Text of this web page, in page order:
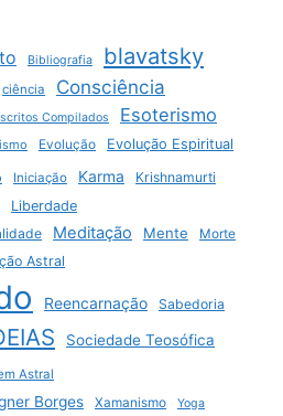
Bibliografia blavatsky
ciência Consciência
Compilados Esoterismo
Evolução Evolução Espiritual
Iniciação Karma Krishnamurti
Liberdade
Meditação Mente Morte
Astral
Reencarnação Sabedoria
Sociedade Teosófica
Astral
Borges Xamanismo Yoga